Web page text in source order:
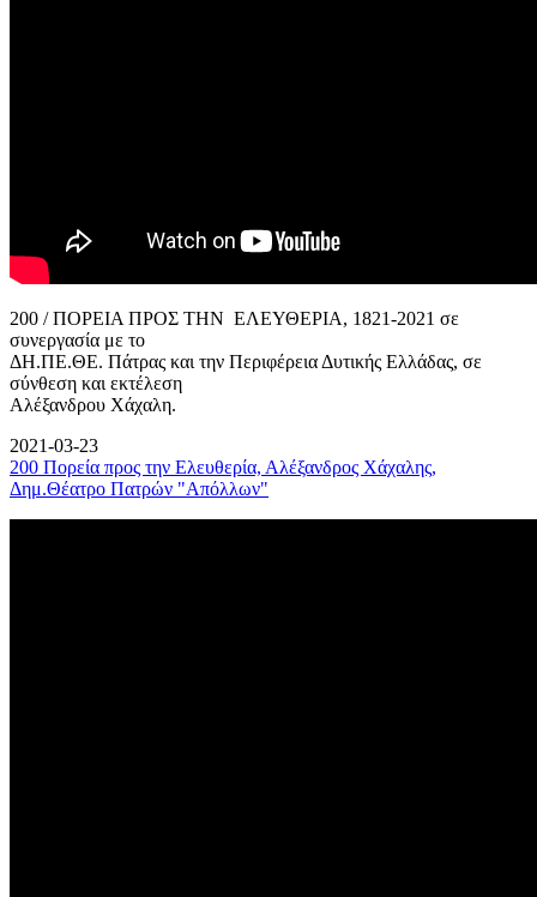
200 / ΠΟΡΕΙΑ ΠΡΟΣ ΤΗΝ ΕΛΕΥΘΕΡΙΑ, 1821-2021 σε
συνεργασία με το
ΔΗ.ΠΕ.ΘΕ. Πάτρας και την Περιφέρεια Δυτικής Ελλάδας, σε
σύνθεση και εκτέλεση
Αλέξανδρου Χάχαλη.
2021-03-23
200 Πορεία προς την Ελευθερία, Αλέξανδρος Χάχαλης,
Δημ.Θέατρο Πατρών "Απόλλων"